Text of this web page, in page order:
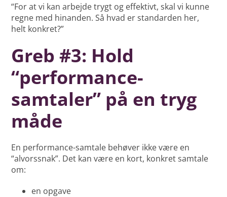
“For at vi kan arbejde trygt og effektivt, skal vi kunne
regne med hinanden. Så hvad er standarden her,
helt konkret?”
Greb #3: Hold
“performance-
samtaler” på en tryg
måde
En performance-samtale behøver ikke være en
“alvorssnak”. Det kan være en kort, konkret samtale
om:
en opgave